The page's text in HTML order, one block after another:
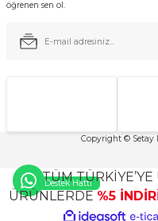
öğrenen sen ol.
Copyright © Setay
Destek Hattı
TÜM
ÜRÜNLERDE %5
ideasoft